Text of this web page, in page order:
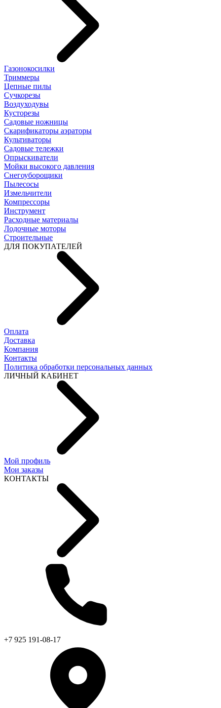
Газонокосилки
Триммеры
Цепные пилы
Cучкорезы
Воздуходувы
Кусторезы
Садовые ножницы
Скарификаторы аэраторы
Культиваторы
Садовые тележки
Опрыскиватели
Мойки высокого давления
Снегоуборощики
Пылесосы
Измельчители
Компрессоры
Инструмент
Расходные материалы
Лодочные моторы
Строительные
ДЛЯ ПОКУПАТЕЛЕЙ
Оплата
Доставка
Компания
Контакты
Политика обработки персональных данных
ЛИЧНЫЙ КАБИНЕТ
Мой профиль
Мои заказы
КОНТАКТЫ
+7 925 191-08-17